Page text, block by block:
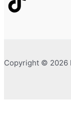
Copyright © 2026